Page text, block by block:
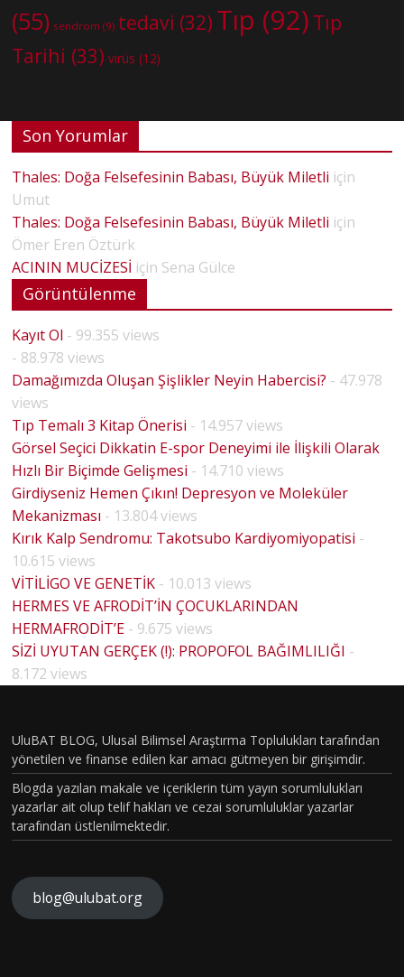
(55) sendrom (9) tedavi (32) Tıp (92) Tıp
Tarihi (33) virüs (12)
Son Yorumlar
Thales: Doğa Felsefesinin Babası, Büyük Miletli için
Umut
Thales: Doğa Felsefesinin Babası, Büyük Miletli için
Ömer Eren Öztürk
ACININ MUCİZESİ için Sena Gülce
Görüntülenme
Kayıt Ol - 99.355 views
- 88.978 views
Damağımızda Oluşan Şişlikler Neyin Habercisi? - 47.978
views
Tıp Temalı 3 Kitap Önerisi - 14.957 views
Görsel Seçici Dikkatin E-spor Deneyimi ile İlişkili Olarak
Hızlı Bir Biçimde Gelişmesi - 14.710 views
Girdiyseniz Hemen Çıkın! Depresyon ve Moleküler
Mekanizması - 13.804 views
Kırık Kalp Sendromu: Takotsubo Kardiyomiyopatisi -
10.615 views
VİTİLİGO VE GENETİK - 10.013 views
HERMES VE AFRODİT’İN ÇOCUKLARINDAN
HERMAFRODİT’E - 9.675 views
SİZİ UYUTAN GERÇEK (!): PROPOFOL BAĞIMLILIĞI -
8.172 views
UluBAT BLOG, Ulusal Bilimsel Araştırma Toplulukları tarafından
yönetilen ve finanse edilen kar amacı gütmeyen bir girişimdir.
Blogda yazılan makale ve içeriklerin tüm yayın sorumlulukları
yazarlar ait olup telif hakları ve cezai sorumluluklar yazarlar
tarafından üstlenilmektedir.
blog@ulubat.org
BİYOLO
TOPLU
MSAL
CİNSİYE
T